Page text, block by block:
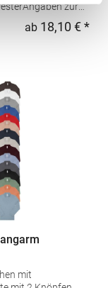
zur
E-Mail:
ab 18,10 € *